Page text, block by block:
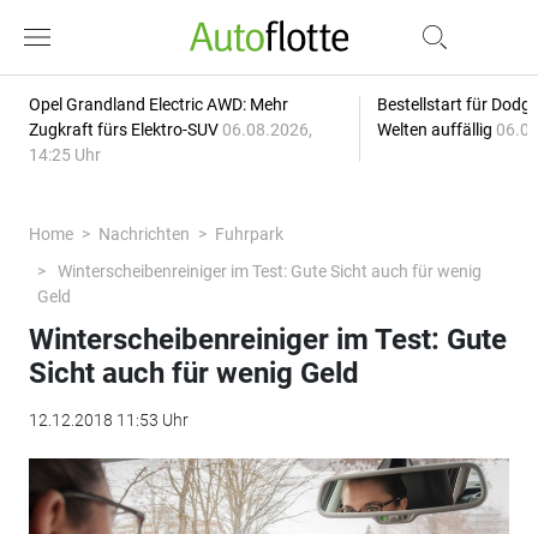
Opel Grandland Electric AWD: Mehr
Zugkraft fürs Elektro-SUV 06.08.2026,
14:25 Uhr
Bestellstart für
Welten auffällig
Home Nachrichten
Fuhrpark
Winterscheibenreiniger im Test: Gute Sicht auch für wenig
Geld
Winterscheibenreiniger im Test: Gute
Sicht auch für wenig Geld
12.12.2018 11:53 Uhr